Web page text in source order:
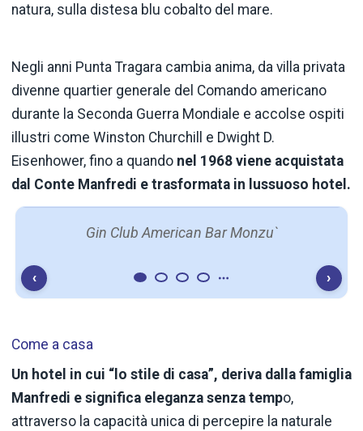
natura, sulla distesa blu cobalto del mare.
Negli anni Punta Tragara cambia anima, da villa privata
divenne quartier generale del Comando americano
durante la Seconda Guerra Mondiale e accolse ospiti
illustri come Winston Churchill e Dwight D.
Eisenhower, fino a quando nel 1968 viene acquistata
dal Conte Manfredi e trasformata in lussuoso hotel.
Gin Club American Bar Monzu`
‹ ›
Come a casa
Un hotel in cui “lo stile di casa”, deriva dalla famiglia
Manfredi e significa eleganza senza tempo,
attraverso la capacità unica di percepire la naturale